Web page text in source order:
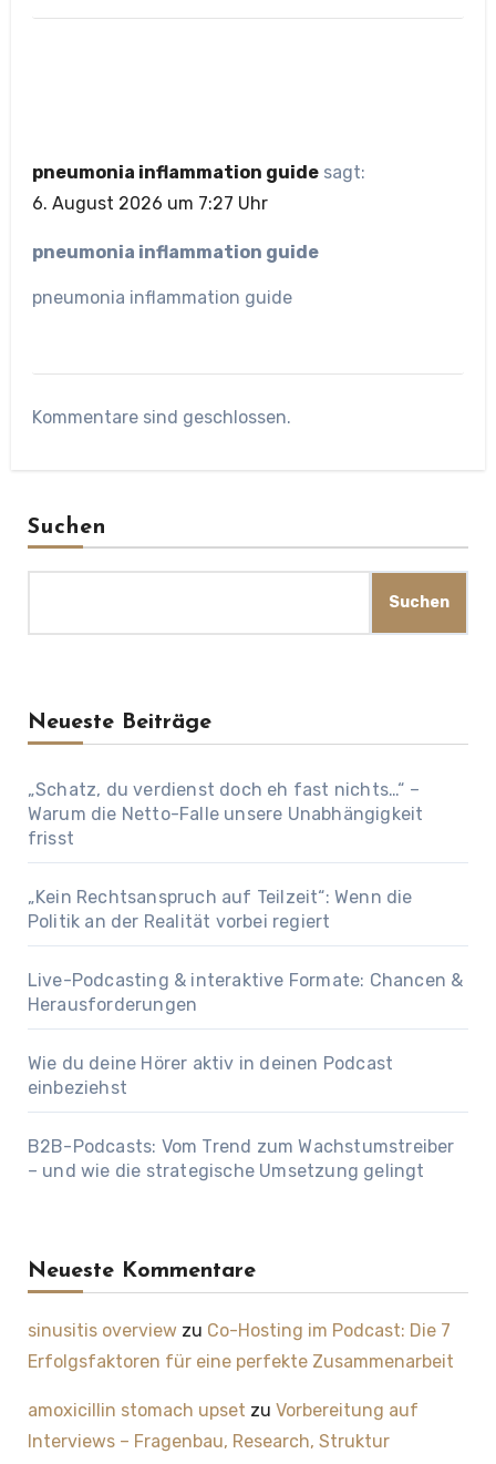
pneumonia inflammation guide sagt:
6. August 2026 um 7:27 Uhr
pneumonia inflammation guide
pneumonia inflammation guide
Kommentare sind geschlossen.
Suchen
Suchen
Neueste Beiträge
„Schatz, du verdienst doch eh fast nichts…“ –
Warum die Netto-Falle unsere Unabhängigkeit
frisst
„Kein Rechtsanspruch auf Teilzeit“: Wenn die
Politik an der Realität vorbei regiert
Live-Podcasting & interaktive Formate: Chancen &
Herausforderungen
Wie du deine Hörer aktiv in deinen Podcast
einbeziehst
B2B-Podcasts: Vom Trend zum Wachstumstreiber
– und wie die strategische Umsetzung gelingt
Neueste Kommentare
sinusitis overviewzu Co-Hosting im Podcast: Die 7
Erfolgsfaktoren für eine perfekte Zusammenarbeit
amoxicillin stomach upset zu Vorbereitung auf
Interviews – Fragenbau, Research, Struktur